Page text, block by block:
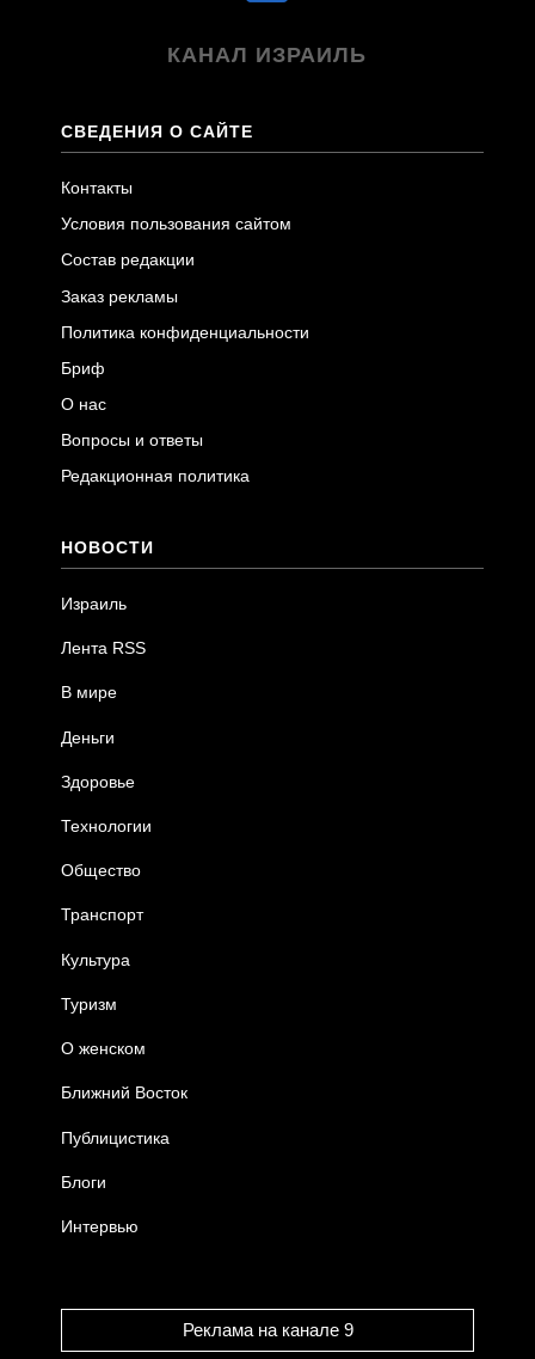
КАНАЛ ИЗРАИЛЬ
СВЕДЕНИЯ О САЙТЕ
Контакты
Условия пользования сайтом
Состав редакции
Заказ рекламы
Политика конфиденциальности
Бриф
О нас
Вопросы и ответы
Редакционная политика
НОВОСТИ
Израиль
Лента RSS
В мире
Деньги
Здоровье
Технологии
Общество
Транспорт
Культура
Туризм
О женском
Ближний Восток
Публицистика
Блоги
Интервью
Реклама на канале 9